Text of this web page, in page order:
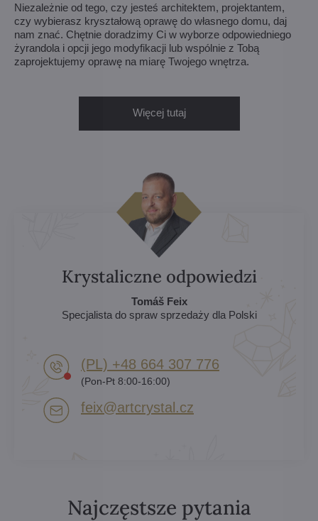
Niezależnie od tego, czy jesteś architektem, projektantem,
czy wybierasz kryształową oprawę do własnego domu, daj
nam znać. Chętnie doradzimy Ci w wyborze odpowiedniego
żyrandola i opcji jego modyfikacji lub wspólnie z Tobą
zaprojektujemy oprawę na miarę Twojego wnętrza.
Więcej tutaj
Krystaliczne odpowiedzi
Tomáš Feix
Specjalista do spraw sprzedaży dla Polski
(PL) +48 664 307 776
(Pon-Pt 8:00-16:00)
feix​@artcrystal​.cz
Najczęstsze pytania